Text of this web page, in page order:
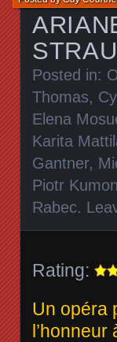
Posted in:
Thomas,
Elena
Karita
Gantner,
Piotr Kumon
Rabec.
Rating:
Un opéra
l’honneur